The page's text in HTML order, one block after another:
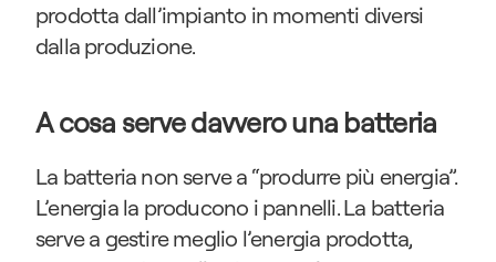
prodotta dall’impianto in momenti diversi
dalla produzione.
A cosa serve davvero una batteria
La batteria non serve a “produrre più energia”.
L’energia la producono i pannelli. La batteria
serve a gestire meglio l’energia prodotta,